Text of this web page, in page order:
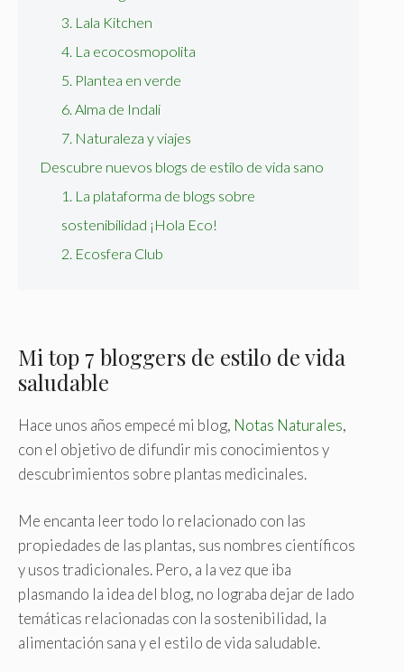
3. Lala Kitchen
4. La ecocosmopolita
5. Plantea en verde
6. Alma de Indali
7. Naturaleza y viajes
Descubre nuevos blogs de estilo de vida sano
1. La plataforma de blogs sobre
sostenibilidad ¡Hola Eco!
2. Ecosfera Club
Mi top 7 bloggers de estilo de vida
saludable
Hace unos años empecé mi blog, Notas Naturales,
con el objetivo de difundir mis conocimientos y
descubrimientos sobre plantas medicinales.
Me encanta leer todo lo relacionado con las
propiedades de las plantas, sus nombres científicos
y usos tradicionales. Pero, a la vez que iba
plasmando la idea del blog, no lograba dejar de lado
temáticas relacionadas con la sostenibilidad, la
alimentación sana y el estilo de vida saludable.